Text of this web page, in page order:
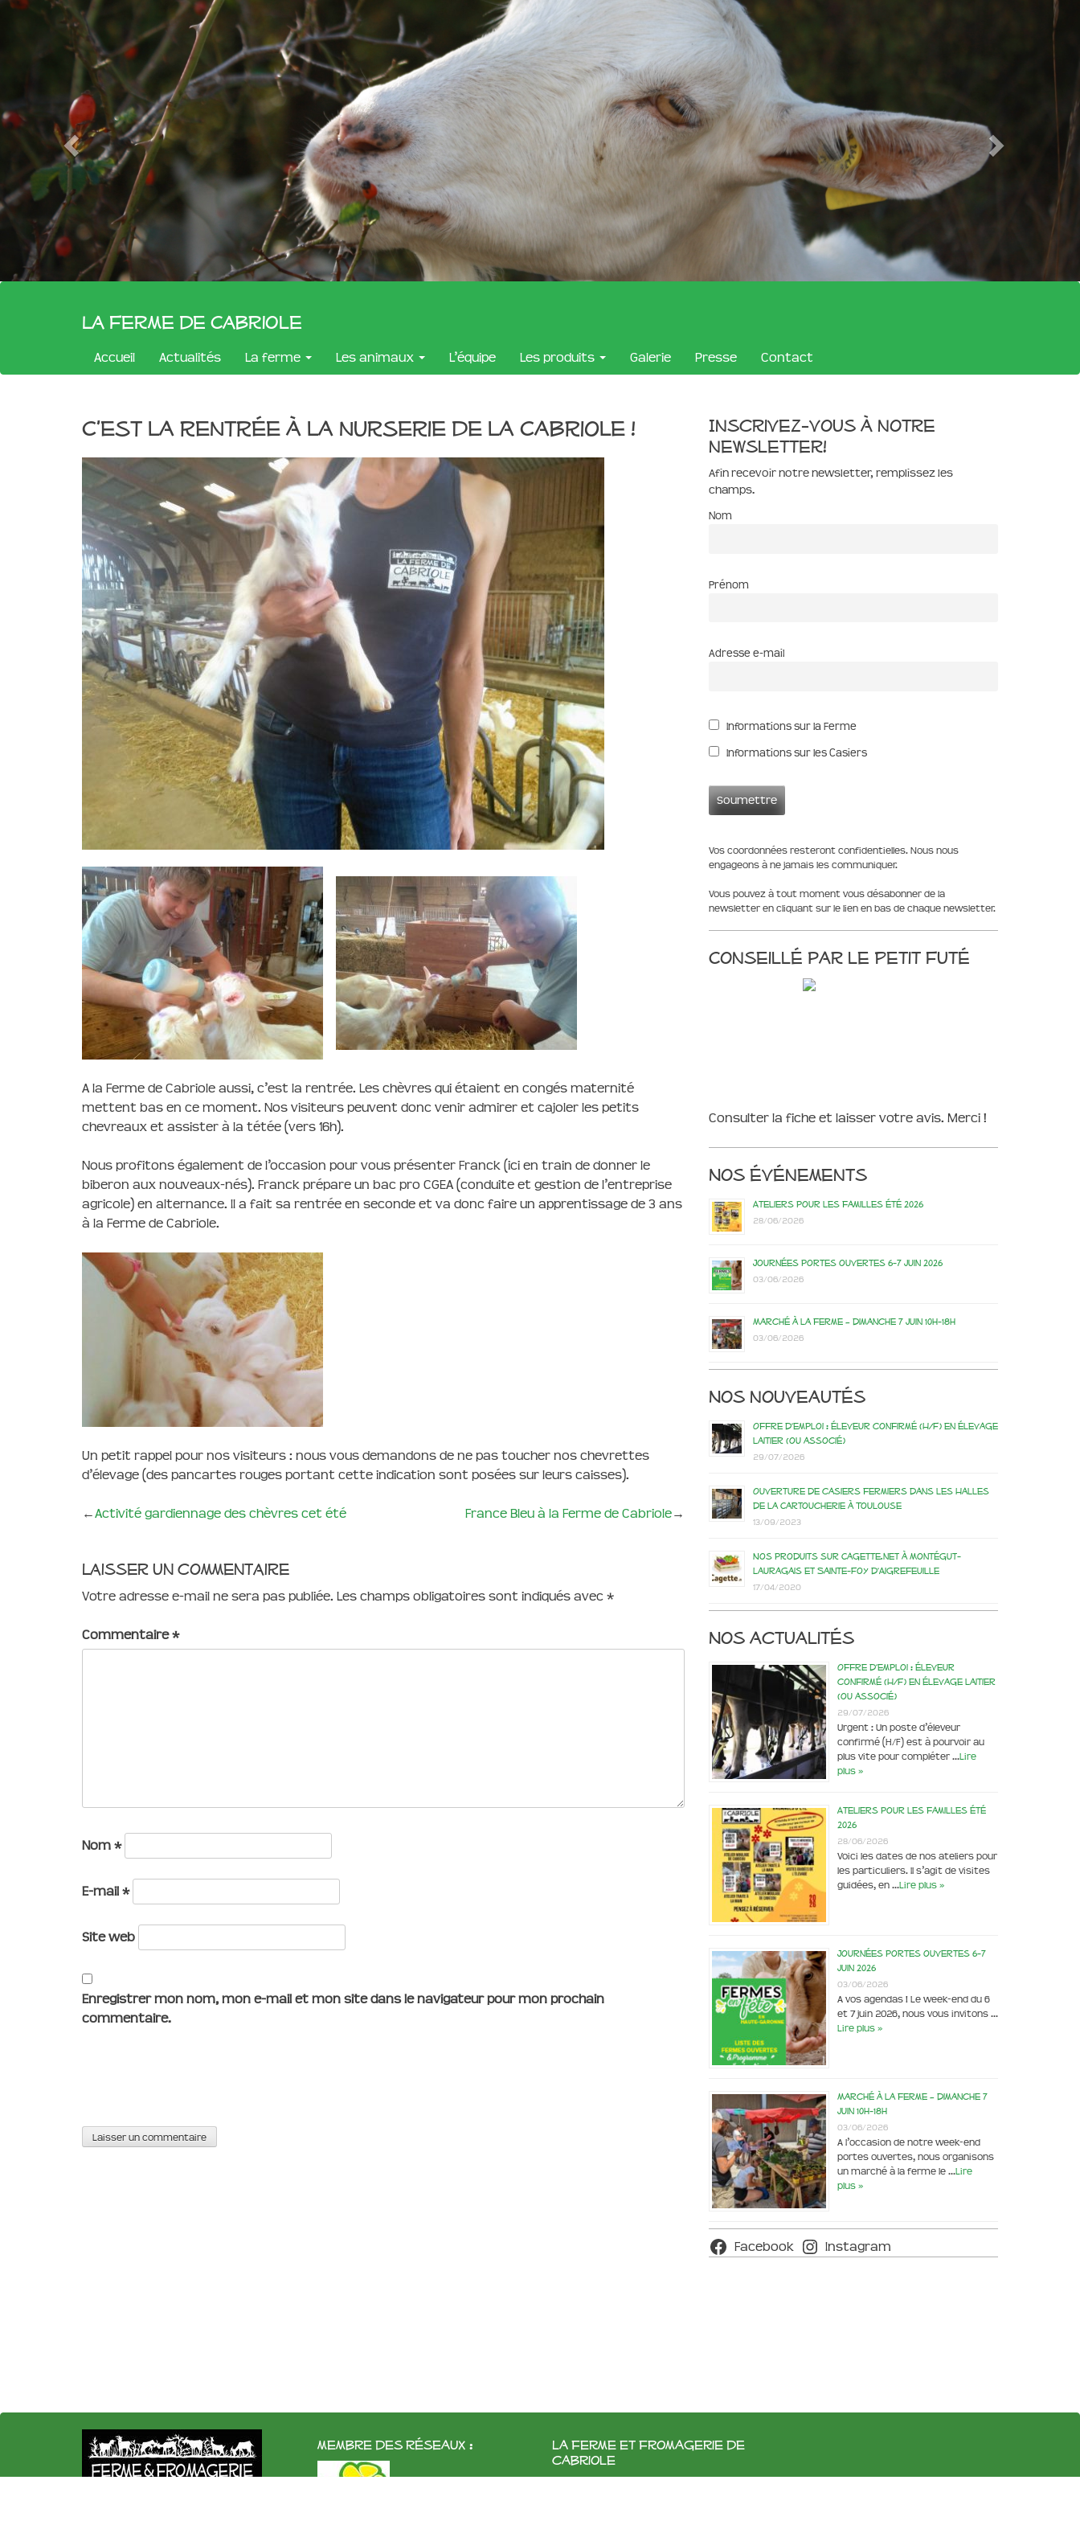
La Ferme de Cabriole
Accueil Actualités La ferme Les animaux L’équipe Les produits Galerie Presse Contact
C’est la rentrée à la nurserie de la Cabriole !
A la Ferme de Cabriole aussi, c’est la rentrée. Les chèvres qui étaient en congés maternité
mettent bas en ce moment. Nos visiteurs peuvent donc venir admirer et cajoler les petits
chevreaux et assister à la tétée (vers 16h).
Nous profitons également de l’occasion pour vous présenter Franck (ici en train de donner le
biberon aux nouveaux-nés). Franck prépare un bac pro CGEA (conduite et gestion de l’entreprise
agricole) en alternance. Il a fait sa rentrée en seconde et va donc faire un apprentissage de 3 ans
à la Ferme de Cabriole.
Un petit rappel pour nos visiteurs : nous vous demandons de ne pas toucher nos chevrettes
d’élevage (des pancartes rouges portant cette indication sont posées sur leurs caisses).
←Activité gardiennage des chèvres cet été France Bleu à la Ferme de Cabriole→
Laisser un commentaire
Votre adresse e-mail ne sera pas publiée. Les champs obligatoires sont indiqués avec *
Commentaire*
Nom *
E-mail *
Site web
Enregistrer mon nom, mon e-mail et mon site dans le navigateur pour mon prochain
commentaire.
Inscrivez-vous à notre
newsletter!
Afin recevoir notre newsletter, remplissez les
champs.
Nom
Prénom
Adresse e-mail
Informations sur la Ferme
Informations sur les Casiers
Vos coordonnées resteront confidentielles. Nous nous
engageons à ne jamais les communiquer.
Vous pouvez à tout moment vous désabonner de la
newsletter en cliquant sur le lien en bas de chaque newsletter.
Conseillé par le Petit Futé
Consulter la fiche et laisser votre avis. Merci !
Nos événements
Ateliers pour les familles été 2026
28/06/2026
Journées portes ouvertes 6-7 juin 2026
03/06/2026
Marché à la ferme – dimanche 7 juin 10h-18h
03/06/2026
Nos nouveautés
Offre d’emploi : éleveur confirmé (H/F) en élevage
laitier (ou associé)
29/07/2026
Ouverture de casiers fermiers dans les Halles
de la Cartoucherie à Toulouse
13/09/2023
Nos produits sur Cagette.net à Montégut-
Lauragais et Sainte-Foy d’Aigrefeuille
17/04/2020
Nos actualités
Offre d’emploi : éleveur
confirmé (H/F) en élevage laitier
(ou associé)
29/07/2026
Urgent : Un poste d’éleveur
confirmé (H/F) est à pourvoir au
plus vite pour compléter …Lire
plus »
Ateliers pour les familles été
2026
28/06/2026
Voici les dates de nos ateliers pour
les particuliers. Il s’agit de visites
guidées, en …Lire plus »
Journées portes ouvertes 6-7
juin 2026
03/06/2026
A vos agendas ! Le week-end du 6
et 7 juin 2026, nous vous invitons …
Lire plus »
Marché à la ferme – dimanche 7
juin 10h-18h
03/06/2026
A l’occasion de notre week-end
portes ouvertes, nous organisons
un marché à la ferme le …Lire
plus »
Facebook Instagram
membre des réseaux :
La ferme et fromagerie de
cabriole